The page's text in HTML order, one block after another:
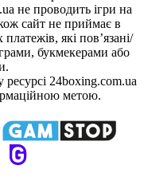
не проводить ігри на
сайт не приймає в
які пов’язані/
букмекерами або
ресурсі 24boxing.com.ua
метою.